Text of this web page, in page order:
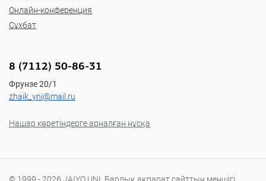
Онлайн-конференция
Сұхбат
8 (7112) 50-86-31
Фрунзе 20/1
zhaik_yni@mail.ru
Нашар көретіндерге арналған нұсқа